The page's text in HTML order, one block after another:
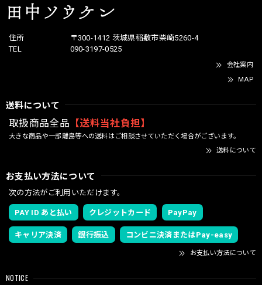
住所
〒300-1412 茨城県稲敷市柴崎5260-4
TEL
090-3197-0525
会社案内
MAP
送料について
取扱商品全品 【送料当社負担】
大きな商品や一部離島等への送料はご相談させていただく場合がございます。
送料について
お支払い方法について
次の方法がご利用いただけます。
PAY ID あと払い クレジットカード PayPay
キャリア決済 銀行振込 コンビニ決済またはPay-easy
お支払い方法について
NOTICE